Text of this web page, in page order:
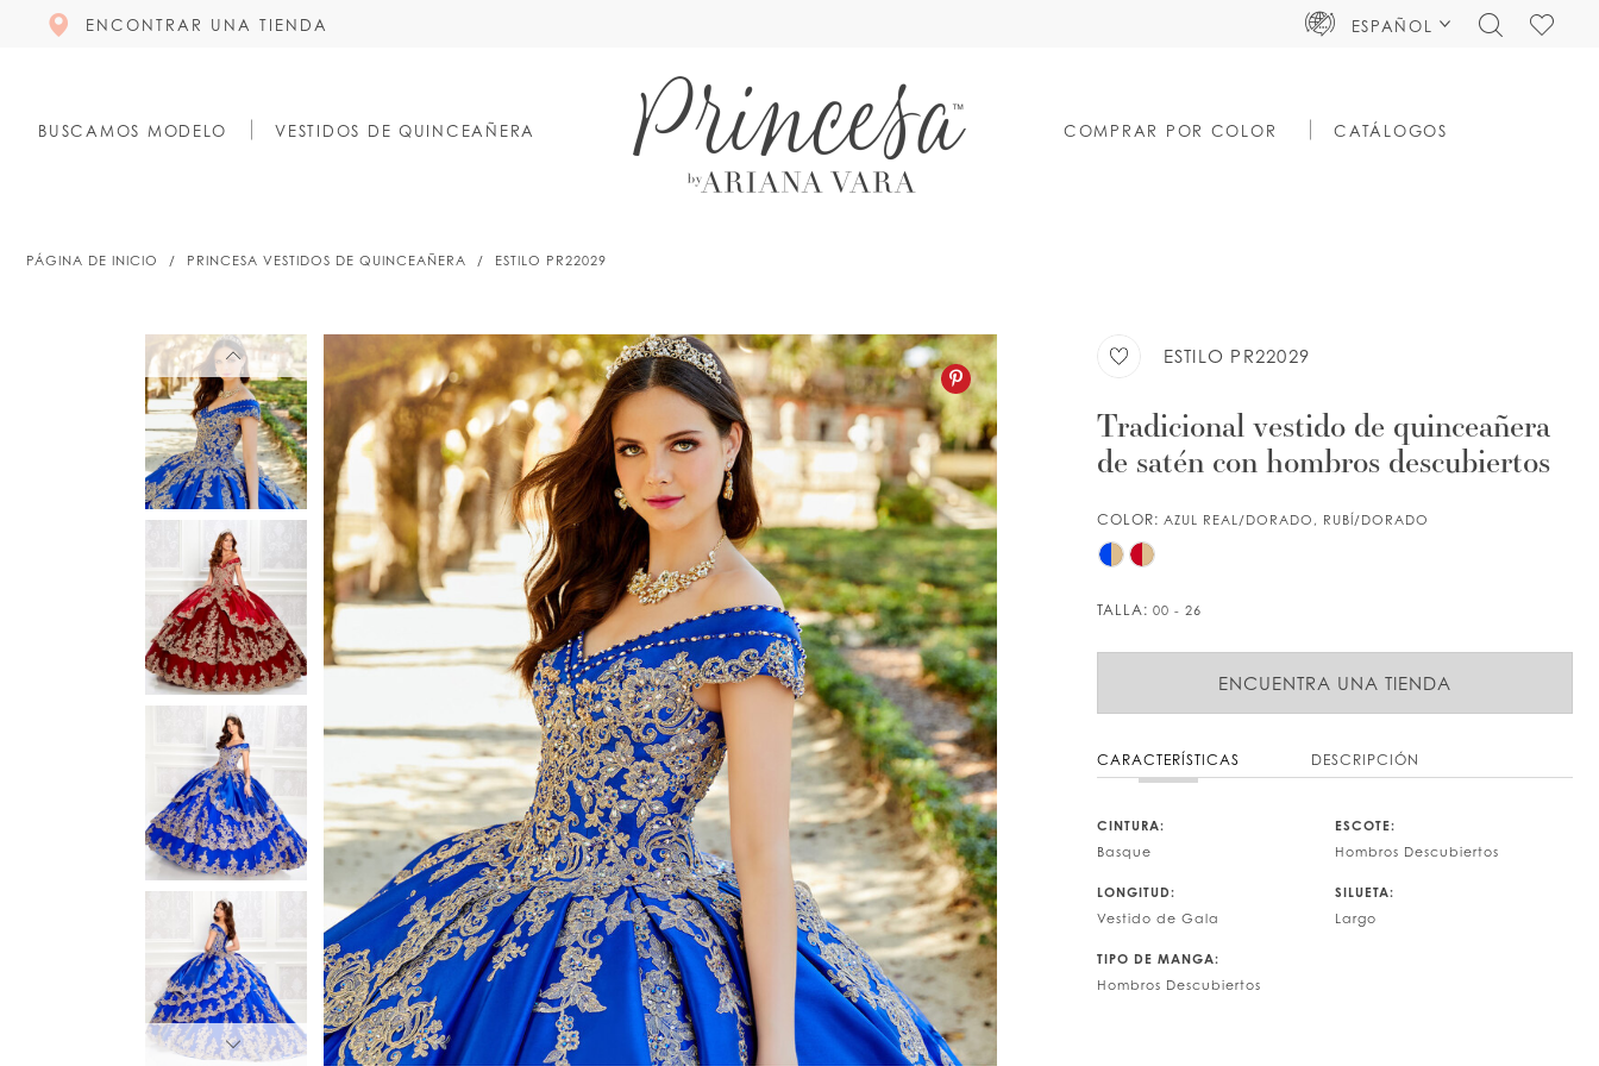
ENCONTRAR UNA TIENDA ESPAÑOL
TOGGLECHECK
BUSCAMOS MODELO VESTIDOS DE QUINCEAÑERA COMPRAR POR COLOR CATÁLOGOS
PÁGINA DE INICIO PRINCESA VESTIDOS DE QUINCEAÑERA ESTILO PR22029
PAUSE AUTOPLAY
PREVIOUS SLIDE
0
1
3
4
5
PAUSE AUTOPLAY
PREVIOUS SLIDE
NEXT SLIDE
0
1
2
4
5
ESTILO PR22029
Tradicional vestido de quinceañera
de satén con hombros descubiertos
COLOR: AZUL REAL/DORADO, RUBÍ/DORADO
TALLA: 00 - 26
ENCUENTRA UNA TIENDA
CARACTERÍSTICAS DESCRIPCIÓN
CINTURA:
Basque
ESCOTE:
Hombros Descubiertos
LONGITUD:
Vestido de Gala
SILUETA:
Largo
TIPO DE MANGA:
Hombros Descubiertos